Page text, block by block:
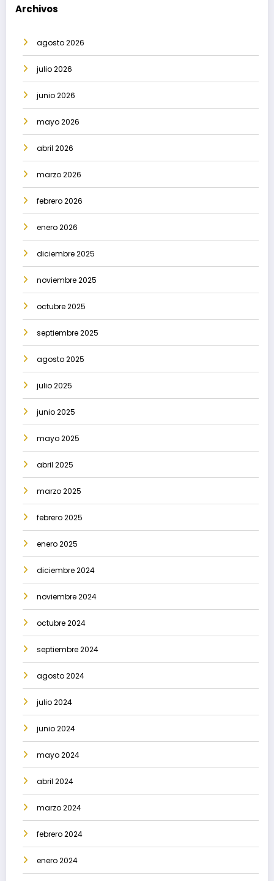
Archivos
agosto 2026
julio 2026
junio 2026
mayo 2026
abril 2026
marzo 2026
febrero 2026
enero 2026
diciembre 2025
noviembre 2025
octubre 2025
septiembre 2025
agosto 2025
julio 2025
junio 2025
mayo 2025
abril 2025
marzo 2025
febrero 2025
enero 2025
diciembre 2024
noviembre 2024
octubre 2024
septiembre 2024
agosto 2024
julio 2024
junio 2024
mayo 2024
abril 2024
marzo 2024
febrero 2024
enero 2024